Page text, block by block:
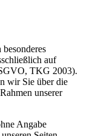
auf
TKG 2003).
wir Sie über die
unserer
Angabe